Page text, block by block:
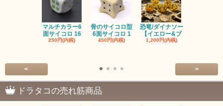
マルチカラー6
面サイコロ 16
250円(内税)
骨のサイコロ型
6面サイコロ 1
450円(内税)
恐竜/ダイナソー
【イエロー&ブ
1,200円(内税)
< >
ドラタコの売れ筋商品